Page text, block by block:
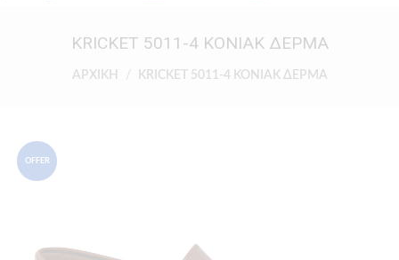
KRICKET 5011-4 ΚΟΝΙΑΚ ΔΕΡΜΑ
ΑΡΧΙΚΗ KRICKET 5011-4 ΚΟΝΙΑΚ ΔΕΡΜΑ
OFFER